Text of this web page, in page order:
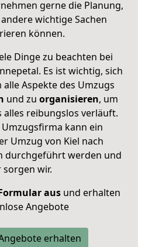
gerne die Planung,
wichtige Sachen
können.
Dinge zu beachten bei
Es ist wichtig, sich
Aspekte des Umzugs
und zu organisieren, um
alles reibungslos verläuft.
kann ein
Umzug von Kiel nach
durchgeführt werden und
wir.
ausund erhalten
Angebote
erhalten